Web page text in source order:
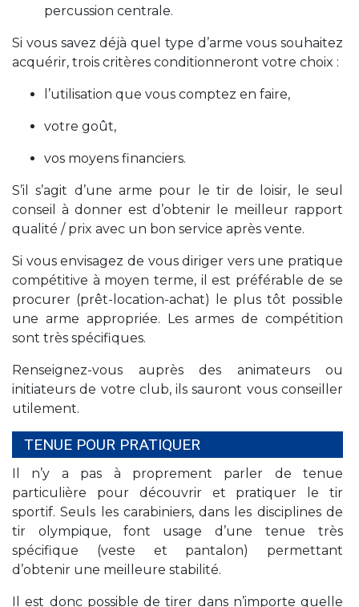
percussion centrale.
Si vous savez déjà quel type d’arme vous souhaitez
acquérir, trois critères conditionneront votre choix :
l’utilisation que vous comptez en faire,
votre goût,
vos moyens financiers.
S’il s’agit d’une arme pour le tir de loisir, le seul
conseil à donner est d’obtenir le meilleur rapport
qualité / prix avec un bon service après vente.
Si vous envisagez de vous diriger vers une pratique
compétitive à moyen terme, il est préférable de se
procurer (prêt-location-achat) le plus tôt possible
une arme appropriée. Les armes de compétition
sont très spécifiques.
Renseignez-vous auprès des animateurs ou
initiateurs de votre club, ils sauront vous conseiller
utilement.
TENUE POUR PRATIQUER
Il n’y a pas à proprement parler de tenue
particulière pour découvrir et pratiquer le tir
sportif. Seuls les carabiniers, dans les disciplines de
tir olympique, font usage d’une tenue très
spécifique (veste et pantalon) permettant
d’obtenir une meilleure stabilité.
Il est donc possible de tirer dans n’importe quelle